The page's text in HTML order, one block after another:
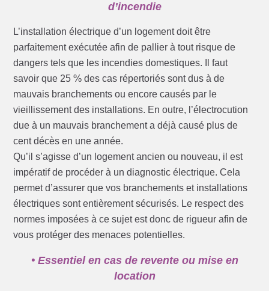
d’incendie
L’installation électrique d’un logement doit être
parfaitement exécutée afin de pallier à tout risque de
dangers tels que les incendies domestiques. Il faut
savoir que 25 % des cas répertoriés sont dus à de
mauvais branchements ou encore causés par le
vieillissement des installations. En outre, l’électrocution
due à un mauvais branchement a déjà causé plus de
cent décès en une année.
Qu’il s’agisse d’un logement ancien ou nouveau, il est
impératif de procéder à un diagnostic électrique. Cela
permet d’assurer que vos branchements et installations
électriques sont entièrement sécurisés. Le respect des
normes imposées à ce sujet est donc de rigueur afin de
vous protéger des menaces potentielles.
• Essentiel en cas de revente ou mise en
location